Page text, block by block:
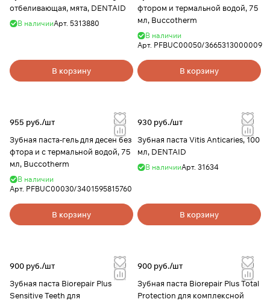
отбеливающая, мята, DENTAID
В наличииАрт. 5313880
В корзину
фтором и термальной водой, 75
мл, Buccotherm
В наличии
Арт. PFBUC00050/3665313000009
В корзину
955 руб./шт
Зубная паста-гель для десен без
фтора и с термальной водой, 75
мл, Buccotherm
В наличии
Арт. PFBUC00030/3401595815760
В корзину
930 руб./шт
Зубная паста Vitis Anticaries, 100
мл, DENTAID
В наличииАрт. 31634
В корзину
900 руб./шт
Зубная паста Biorepair Plus
Sensitive Teeth для
900 руб./шт
Зубная паста Biorepair Plus Total
Protection для комплексной